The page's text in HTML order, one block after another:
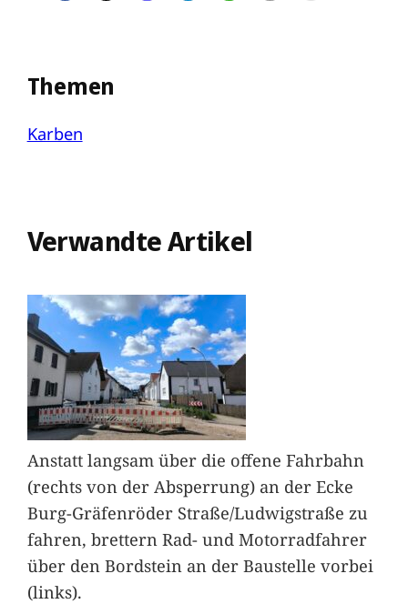
Themen
Karben
Verwandte Artikel
Anstatt langsam über die offene Fahrbahn
(rechts von der Absperrung) an der Ecke
Burg-Gräfenröder Straße/Ludwigstraße zu
fahren, brettern Rad- und Motorradfahrer
über den Bordstein an der Baustelle vorbei
(links).